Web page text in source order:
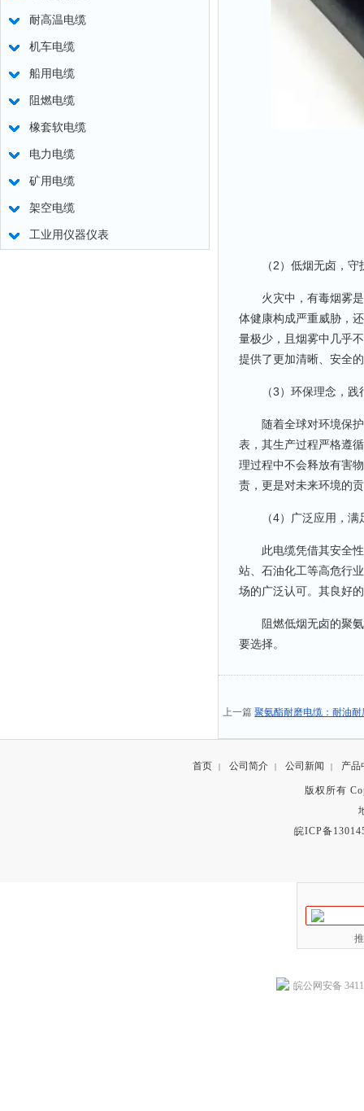
耐高温电缆
机车电缆
船用电缆
阻燃电缆
橡套软电缆
电力电缆
矿用电缆
架空电缆
工业用仪器仪表
（2）低烟无卤，守
火灾中，有毒烟雾是
体健康构成严重威胁，
量极少，且烟雾中几乎
提供了更加清晰、安全
（3）环保理念，践
随着全球对环境保护
表，其生产过程严格遵
理过程中不会释放有害
责，更是对未来环境的
（4）广泛应用，满
此电缆凭借其安全性
站、石油化工等高危行
场的广泛认可。其良好
阻燃低烟无卤的聚氨
要选择。
上一篇聚氨酯耐磨电缆：耐油
首页 | 公司简介 | 公司新闻 | 产品
版权所有
皖ICP备
皖公网安备